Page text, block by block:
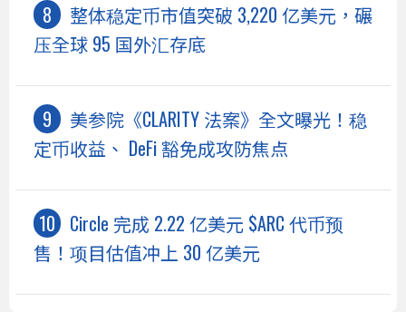
整体稳定币市值突破 3,220 亿美元，碾
压全球 95 国外汇存底
美参院《CLARITY 法案》全文曝光！稳
定币收益、 DeFi 豁免成攻防焦点
Circle 完成 2.22 亿美元 $ARC 代币预
售！项目估值冲上 30 亿美元